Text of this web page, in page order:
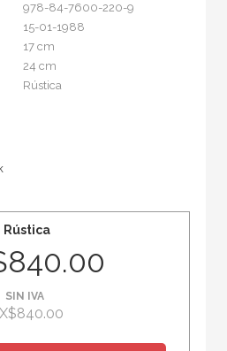
978-84-7600-220-9
15-01-1988
17 cm
24 cm
Rústica
Rústica
SIN IVA